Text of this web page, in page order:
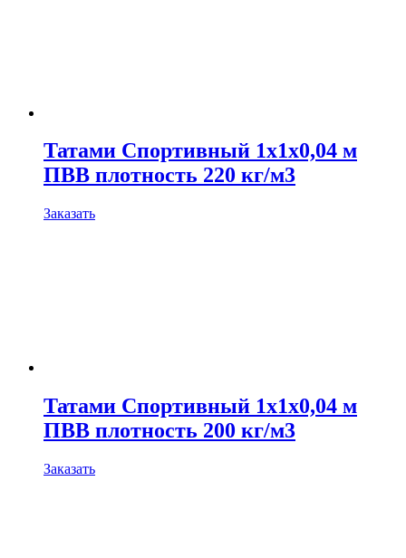
Татами Спортивный 1х1х0,04 м
ПВВ плотность 220 кг/м3
Заказать
Татами Спортивный 1х1х0,04 м
ПВВ плотность 200 кг/м3
Заказать